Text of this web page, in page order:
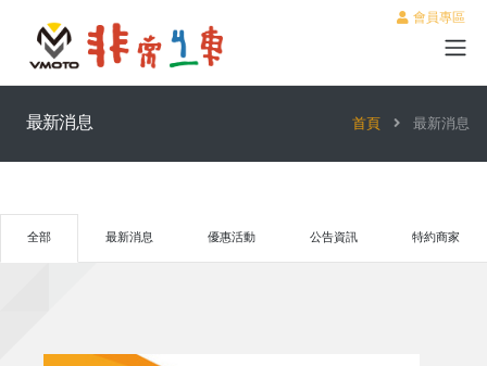
會員專區
最新消息 首頁 最新消息
全部 最新消息 優惠活動 公告資訊 特約商家